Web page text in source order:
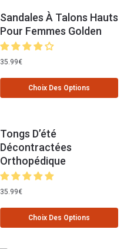
Sandales À Talons Hauts
Pour Femmes Golden
35.99€
Choix Des Options
Tongs D’été
Décontractées
Orthopédique
35.99€
Choix Des Options